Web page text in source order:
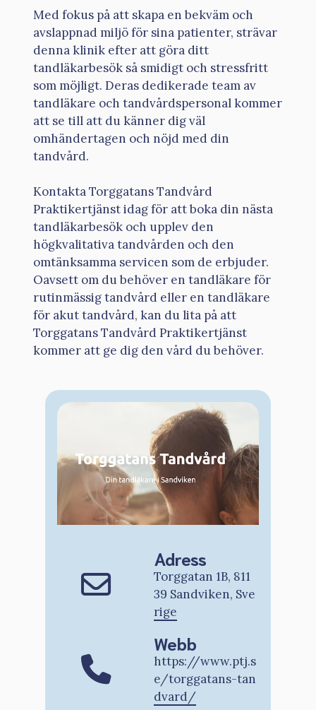
Med fokus på att skapa en bekväm och
avslappnad miljö för sina patienter, strävar
denna klinik efter att göra ditt
tandläkarbesök så smidigt och stressfritt
som möjligt. Deras dedikerade team av
tandläkare och tandvårdspersonal kommer
att se till att du känner dig väl
omhändertagen och nöjd med din
tandvård.
Kontakta Torggatans Tandvård
Praktikertjänst idag för att boka din nästa
tandläkarbesök och upplev den
högkvalitativa tandvården och den
omtänksamma servicen som de erbjuder.
Oavsett om du behöver en tandläkare för
rutinmässig tandvård eller en tandläkare
för akut tandvård, kan du lita på att
Torggatans Tandvård Praktikertjänst
kommer att ge dig den vård du behöver.
Adress
Torggatan 1B, 811
39 Sandviken, Sve
rige
Webb
https://www.ptj.s
e/torggatans-tan
dvard/